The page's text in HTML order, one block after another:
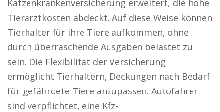
Katzenkrankenversicherung erweitert, die hohe
Tierarztkosten abdeckt. Auf diese Weise können
Tierhalter für ihre Tiere aufkommen, ohne
durch überraschende Ausgaben belastet zu
sein. Die Flexibilität der Versicherung
ermöglicht Tierhaltern, Deckungen nach Bedarf
für gefährdete Tiere anzupassen. Autofahrer
sind verpflichtet, eine Kfz-